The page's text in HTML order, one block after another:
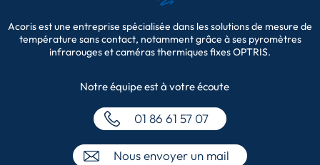
Acoris est une entreprise spécialisée dans les solutions de mesure de
température sans contact, notamment grâce à ses pyromètres
infrarouges et caméras thermiques fixes OPTRIS.
Notre équipeest à votre écoute
01 86 61 57 07
Nous envoyer un mail